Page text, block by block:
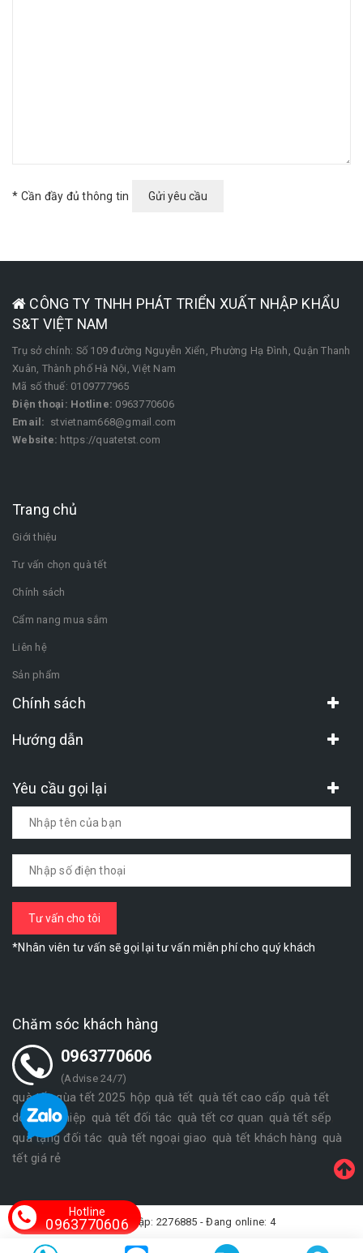
* Cần đầy đủ thông tin
Hotline
0963770606
CÔNG TY TNHH PHÁT TRIỂN XUẤT NHẬP KHẨU
S&T VIỆT NAM
Trụ sở chính: Số 109 đường Nguyễn Xiển, Phường Hạ Đình, Quận Thanh
Xuân, Thành phố Hà Nội, Việt Nam
Mã số thuế: 0109777965
Điện thoại: Hotline: 0963770606
Email: stvietnam668@gmail.com
Website: https://quatetst.com
Trang chủ
Giới thiệu
Tư vấn chọn quà tết
Chính sách
Cẩm nang mua sắm
Liên hệ
Sản phẩm
Chính sách
Hướng dẫn
Yêu cầu gọi lại
*Nhân viên tư vấn sẽ gọi lại tư vấn miễn phí cho quý khách
Chăm sóc khách hàng
0963770606
(Advise 24/7)
quà tết,qùa tết 2025 hộp quà tết quà tết cao cấp quà tết
doanh nghiệp quà tết đối tác quà tết cơ quan quà tết sếp
quà tặng đối tác quà tết ngoại giao quà tết khách hàng quà
tết giá rẻ
Lượt truy cập: 2276885 - Đang online: 4